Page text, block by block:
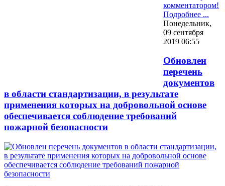
комментатором!
Подробнее ...
Понедельник,
09 сентября
2019 06:55
Обновлен
перечень
документов
в области стандартизации, в результате
применения которых на добровольной основе
обеспечивается соблюдение требований
пожарной безопасности